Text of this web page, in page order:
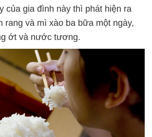
của gia đình này thì phát hiện ra
rang và mì xào ba bữa một ngày,
ớt và nước tương.